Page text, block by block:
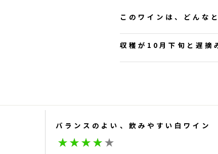
このワインは、どんな
Fuji様 この度はお問
こちらの商品は、勝
きだし、発酵完了後は
ン詰めし、よりフレ
収穫が10月下旬と遅摘
すので、ワインに厚
バランスのよい、飲みやすい白ワイン